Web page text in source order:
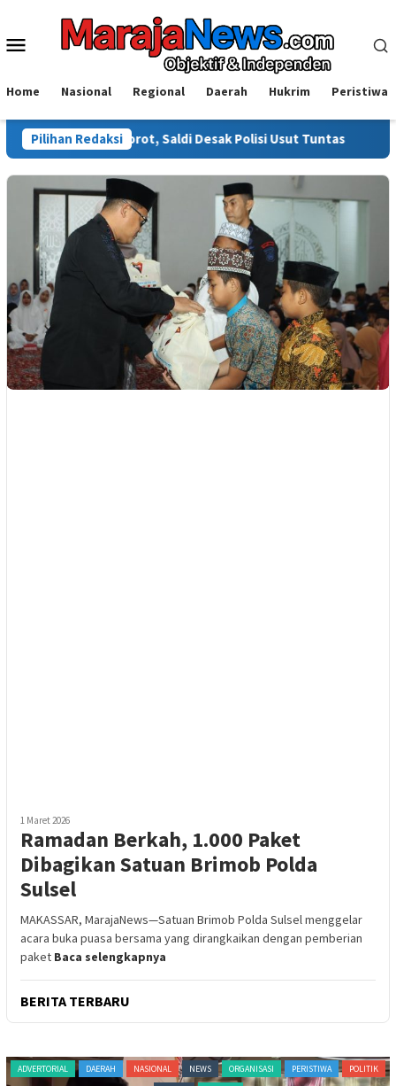
konten
Menu
Home Nasional Regional Daerah Hukrim Peristiwa
Pilihan Redaksi
Disorot, Saldi Desak Polisi Usut Tuntas Warga Sinjai
1 Maret 2026
Ramadan Berkah, 1.000 Paket
Dibagikan Satuan Brimob Polda
Sulsel
MAKASSAR, MarajaNews—Satuan Brimob Polda Sulsel menggelar
acara buka puasa bersama yang dirangkaikan dengan pemberian
paket Baca selengkapnya
BERITA TERBARU
ADVERTORIAL DAERAH NASIONAL NEWS ORGANISASI PERISTIWA
POLITIK